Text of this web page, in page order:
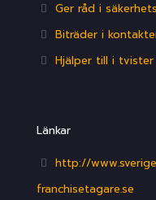
Ger råd i
Biträder i
Hjälper till i tvister
Länkar
http://
franchisetagare.se